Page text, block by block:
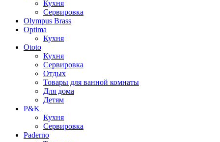
Кухня
Сервировка
Olympus Brass
Optima
Кухня
Ototo
Кухня
Сервировка
Отдых
Товары для ванной комнаты
Для дома
Детям
P&K
Кухня
Сервировка
Paderno